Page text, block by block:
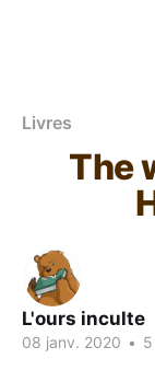
Livres
The
L'ours inculte
08 janv. 2020 •